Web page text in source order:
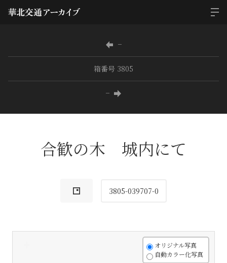
−
箱番号 3805
−
合歓の木 城内にて
3805-039707-0
オリジナル写真
自動カラー化写真